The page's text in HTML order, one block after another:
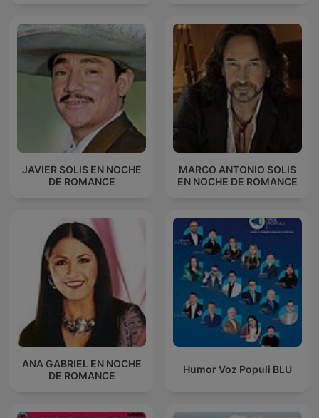
JAVIER SOLIS EN NOCHE
DE ROMANCE
MARCO ANTONIO SOLIS
EN NOCHE DE ROMANCE
ANA GABRIEL EN NOCHE
DE ROMANCE
Humor Voz Populi BLU